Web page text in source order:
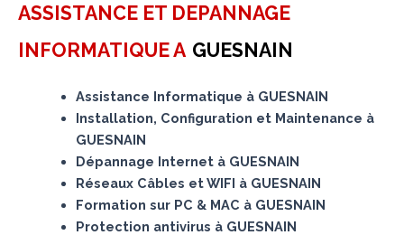
ASSISTANCE ET DEPANNAGE
INFORMATIQUE A GUESNAIN
Assistance Informatique à GUESNAIN
Installation, Configuration et Maintenance à
GUESNAIN
Dépannage Internet à GUESNAIN
Réseaux Câbles et WIFI à GUESNAIN
Formation sur PC & MAC à GUESNAIN
Protection antivirus à GUESNAIN